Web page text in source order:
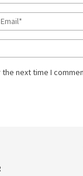
next time I